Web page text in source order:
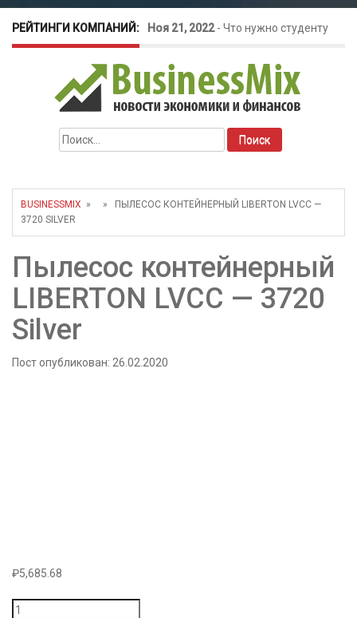
РЕЙТИНГИ КОМПАНИЙ: Ноя 21, 2022- Что нужно студенту
для открытия бизнеса?
Окт 26, 2022-Телефония для
amoCRM: лучшие инструменты для
бизнеса
как защитить свой бизнес?
Найти:
BUSINESSMIX » » ПЫЛЕСОС КОНТЕЙНЕРНЫЙ LIBERTON LVCC —
3720 SILVER
Пылесос контейнерный
LIBERTON LVCC — 3720
Silver
Пост опубликован: 26.02.2020
₽5,685.68
Количество